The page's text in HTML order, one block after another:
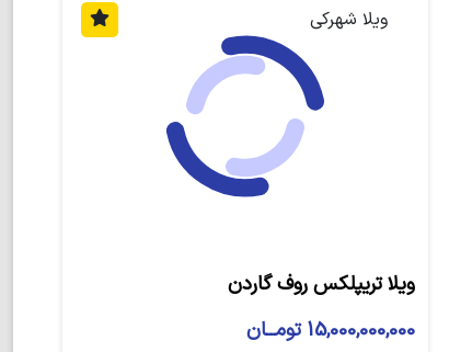
ویلا شهرکی
ویلا تریپلکس روف گاردن
15,000,000,000 تومــان